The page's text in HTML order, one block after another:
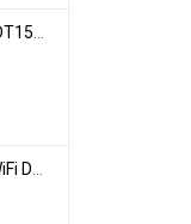
Mobifone 12MDT150 | Sim Chuyên 4G Mobifone Dung Lượng Cao 500GB/Tháng Gói 1 Năm
ZTE U30 Pro | WiFi Di Động 5G Tốc Độ Lên Đến 500Mbps, Màn Hình Cảm Ứng